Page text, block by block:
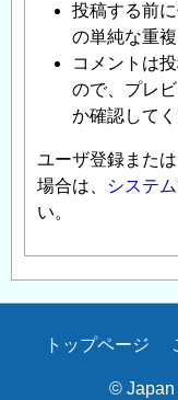
投稿する前
の単純な重
コメントは
ので、プレ
か確認してく
ユーザ登録また
場合は、
システ
い。
Secondary
トップページ
© Japan